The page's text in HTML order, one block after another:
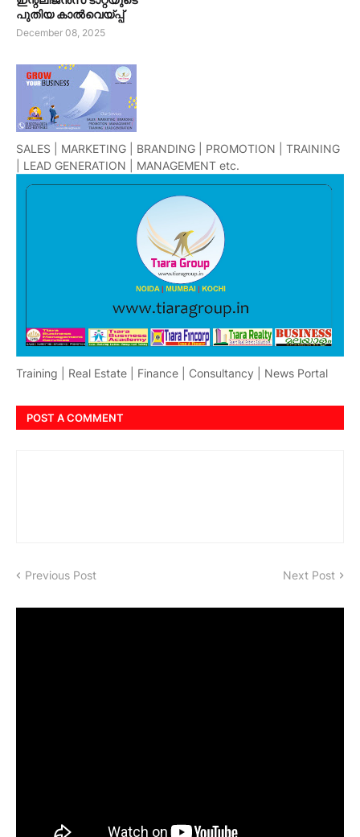
പുതിയ കാൽവെയ്പ്പ്
December 08, 2025
SALES | MARKETING | BRANDING | PROMOTION | TRAINING
| LEAD GENERATION | MANAGEMENT etc.
Training | Real Estate | Finance | Consultancy | News Portal
POST A COMMENT
Previous Post Next Post